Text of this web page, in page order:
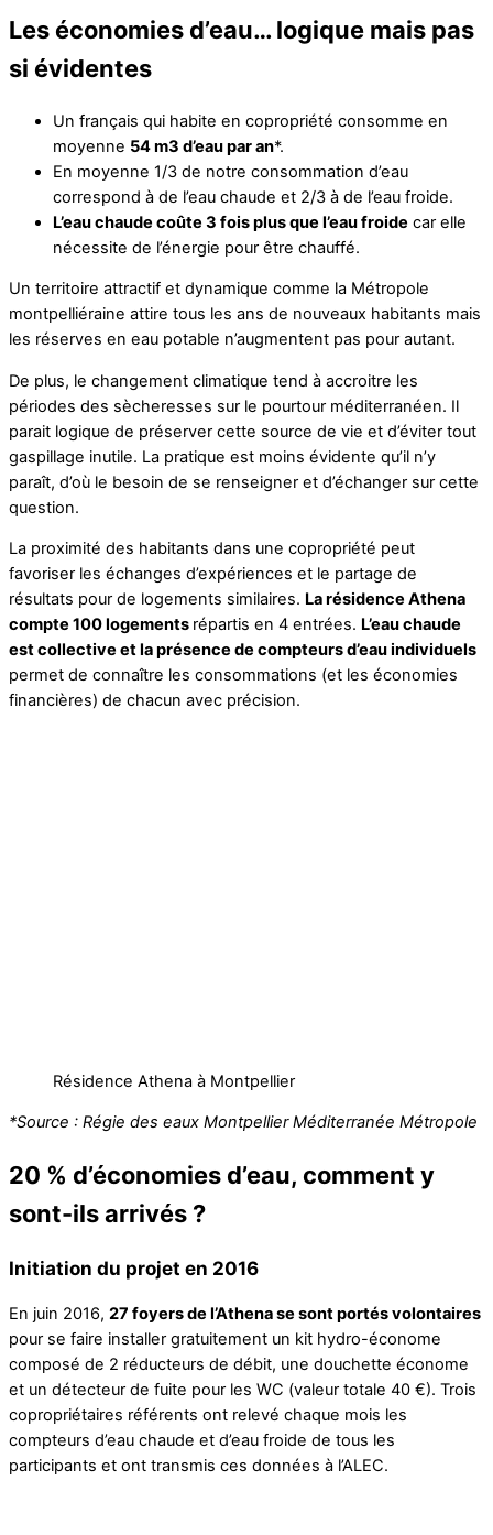
Les économies d’eau… logique mais pas
si évidentes
Un français qui habite en copropriété consomme en
moyenne 54 m3 d’eau par an*.
En moyenne 1/3 de notre consommation d’eau
correspond à de l’eau chaude et 2/3 à de l’eau froide.
L’eau chaude coûte 3 fois plus que l’eau froide car elle
nécessite de l’énergie pour être chauffé.
Un territoire attractif et dynamique comme la Métropole
montpelliéraine attire tous les ans de nouveaux habitants mais
les réserves en eau potable n’augmentent pas pour autant.
De plus, le changement climatique tend à accroitre les
périodes des sècheresses sur le pourtour méditerranéen. Il
parait logique de préserver cette source de vie et d’éviter tout
gaspillage inutile. La pratique est moins évidente qu’il n’y
paraît, d’où le besoin de se renseigner et d’échanger sur cette
question.
La proximité des habitants dans une copropriété peut
favoriser les échanges d’expériences et le partage de
résultats pour de logements similaires. La résidence Athena
compte 100 logements répartis en 4 entrées. L’eau chaude
est collective et la présence de compteurs d’eau individuels
permet de connaître les consommations (et les économies
financières) de chacun avec précision.
Résidence Athena à Montpellier
*Source : Régie des eaux Montpellier Méditerranée Métropole
20 % d’économies d’eau, comment y
sont-ils arrivés ?
Initiation du projet en 2016
En juin 2016, 27 foyers de l’Athena se sont portés volontaires
pour se faire installer gratuitement un kit hydro-économe
composé de 2 réducteurs de débit, une douchette économe
et un détecteur de fuite pour les WC (valeur totale 40 €). Trois
copropriétaires référents ont relevé chaque mois les
compteurs d’eau chaude et d’eau froide de tous les
participants et ont transmis ces données à l’ALEC.